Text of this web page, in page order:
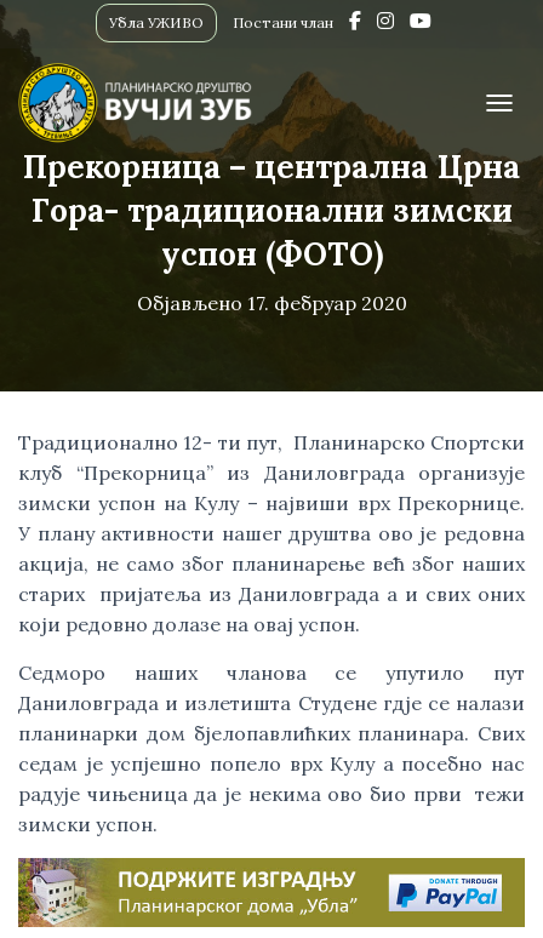
Убла УЖИВО Постани члан
Прекорница – централна Црна
Гора- традиционални зимски
успон (ФОТО)
Објављено 17. фебруар 2020
Традиционално 12- ти пут,  Планинарско Спортски
клуб “Прекорница” из Даниловграда организује
зимски успон на Кулу – највиши врх Прекорнице.
У плану активности нашег друштва ово је редовна
акција, не само због планинарење већ због наших
старих  пријатеља из Даниловграда а и свих оних
који редовно долазе на овај успон.
Седморо наших чланова се упутило пут
Даниловграда и излетишта Студене гдје се налази
планинарки дом бјелопавлићких планинара. Свих
седам је успјешно попело врх Кулу а посебно нас
радује чињеница да је некима ово био први  тежи
зимски успон.